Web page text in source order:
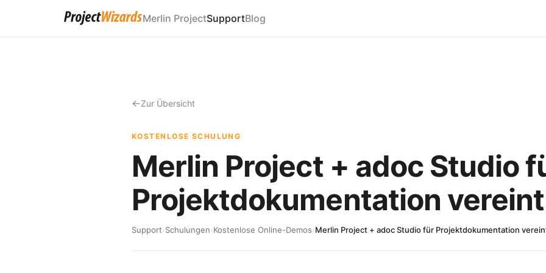
Merlin ProjectSupportBlog
Zur Übersicht
KOSTENLOSE SCHULUNG
Merlin Project + adoc Studio
Projektdokumentation vereint
Support›Schulungen›Kostenlose Online-Demos›Merlin Project + adoc Studio für Projektdokumentation